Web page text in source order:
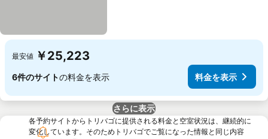
最安値 ￥25,223
6件のサイトの料金を表示 料金を表示
さらに表示
各予約サイトからトリバゴに提供される料金と空室状況は、継続的に
変化しています。そのためトリバゴでご覧になった情報と同じ内容